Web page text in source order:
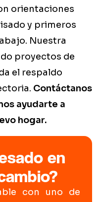
orientaciones
y primeros
Nuestra
proyectos de
el respaldo
Contáctanos
ayudarte a
hogar.
en
con uno de